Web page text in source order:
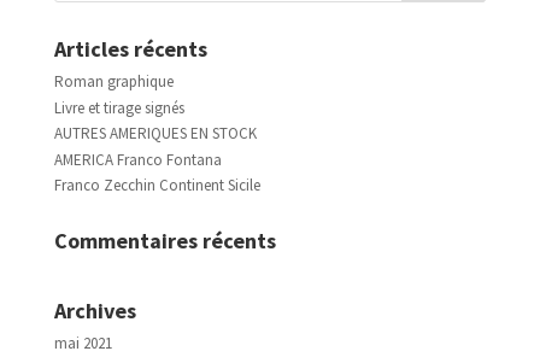
Articles récents
Roman graphique
Livre et tirage signés
AUTRES AMERIQUES EN STOCK
AMERICA Franco Fontana
Franco Zecchin Continent Sicile
Commentaires récents
Archives
mai 2021